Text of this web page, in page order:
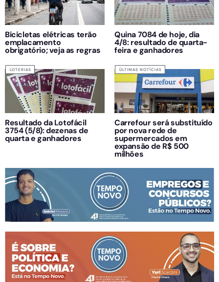
Bicicletas elétricas terão
emplacamento
obrigatório; veja as regras
Quina 7084 de hoje, dia
4/8: resultado de quarta-
feira e ganhadores
LOTERIAS
Resultado da Lotofácil
3754 (5/8): dezenas de
quarta e ganhadores
ÚLTIMAS NOTÍCIAS
Carrefour será substituído
por nova rede de
supermercados em
expansão de R$ 500
milhões